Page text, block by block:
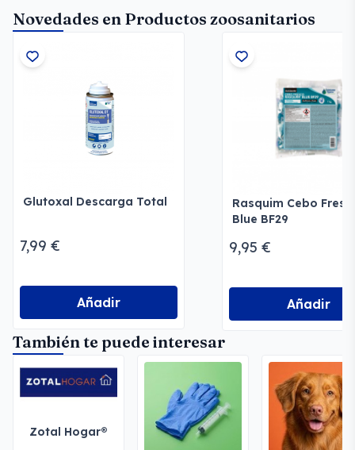
Novedades en Productos zoosanitarios
Glutoxal Descarga Total
7,99 €
Añadir
Rasquim Cebo
Blue BF29
9,95 €
Añadir
También te puede interesar
Zotal Hogar®